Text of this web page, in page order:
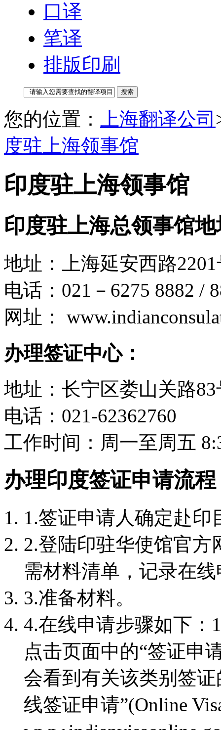
口译
笔译
排版印刷
您的位置： 上海翻译公司
度驻上海领事馆
印度驻上海领事馆
印度驻上海总领事馆地
地址：上海延安西路
电话：021－6275 8882 /
网址：
办理签证中心：
地址：长宁区娄山关路
电话：021-62362760
工作时间：周一至周五
办理印度签证申请流程
1.签证申请人确定赴印
2.登陆印驻华使馆官
需材料清单，记录在
3.准备材料。
4.在线申请步骤如下：
点击页面中的“签证申
会看到有关该类别签
线签证申请”(Online